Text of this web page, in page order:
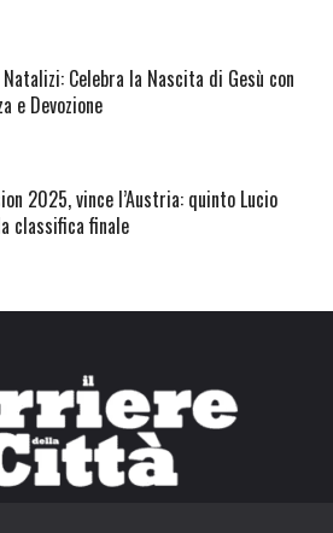
Celebra la Nascita di Gesù con
e Devozione
2025, vince l’Austria: quinto Lucio
classifica finale